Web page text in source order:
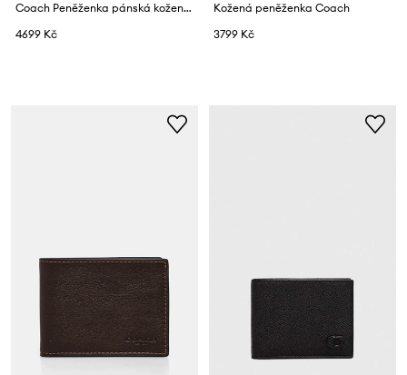
Coach Peněženka pánská kožená
4699 Kč
Kožená peněženka Coach
3799 Kč